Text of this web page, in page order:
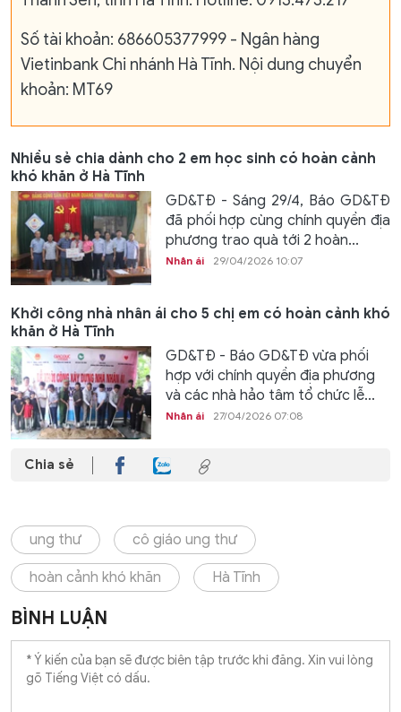
Số tài khoản: 686605377999 - Ngân hàng
Vietinbank Chi nhánh Hà Tĩnh. Nội dung chuyển
khoản: MT69
Nhiều sẻ chia dành cho 2 em học sinh có hoàn cảnh
khó khăn ở Hà Tĩnh
GD&TĐ - Sáng 29/4, Báo GD&TĐ
đã phối hợp cùng chính quyền địa
phương trao quà tới 2 hoàn...
Nhân ái 29/04/2026 10:07
Khởi công nhà nhân ái cho 5 chị em có hoàn cảnh khó
khăn ở Hà Tĩnh
GD&TĐ - Báo GD&TĐ vừa phối
hợp với chính quyền địa phương
và các nhà hảo tâm tổ chức lễ...
Nhân ái 27/04/2026 07:08
Chia sẻ
ung thư cô giáo ung thư
hoàn cảnh khó khăn Hà Tĩnh
BÌNH LUẬN